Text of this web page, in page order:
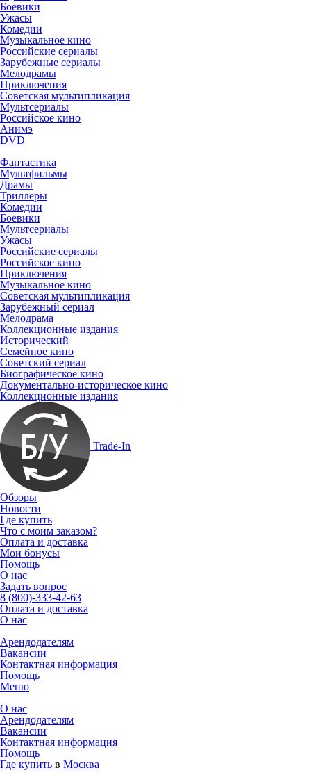
Боевики
Ужасы
Комедии
Музыкальное кино
Российские сериалы
Зарубежные сериалы
Мелодрамы
Приключения
Советская мультипликация
Мультсериалы
Российское кино
Анимэ
DVD
Фантастика
Мультфильмы
Драмы
Триллеры
Комедии
Боевики
Мультсериалы
Ужасы
Российские сериалы
Российское кино
Приключения
Музыкальное кино
Советская мультипликация
Зарубежный сериал
Мелодрама
Коллекционные издания
Исторический
Семейное кино
Советский сериал
Биографическое кино
Документально-историческое кино
Коллекционные издания
Trade-In
Обзоры
Новости
Где купить
Что с моим заказом?
Оплата и доставка
Мои бонусы
Помощь
О нас
Задать вопрос
8 (800)-333-42-63
Оплата и доставка
О нас
Арендодателям
Вакансии
Контактная информация
Помощь
Меню
О нас
Арендодателям
Вакансии
Контактная информация
Помощь
Где купить в Москва